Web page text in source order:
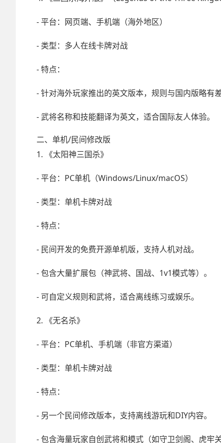
- 平台：网页端、手机端（海外地区）
- 类型：多人在线卡牌对战
- 特点：
- 针对海外玩家推出的英文版本，规则与国内版略有
- 武将名称和技能翻译为英文，适合国际友人体验。
二、单机/民间修改版
1. 《太阳神三国杀》
- 平台：PC单机（Windows/Linux/macOS）
- 类型：单机卡牌对战
- 特点：
- 民间开发的免费开源单机版，支持人机对战。
- 包含大量扩展包（神武将、国战、1v1模式等）。
- 可自定义规则和武将，适合离线练习或娱乐。
2. 《无名杀》
- 平台：PC单机、手机端（非官方渠道）
- 类型：单机卡牌对战
- 特点：
- 另一个民间修改版本，支持离线游玩和DIY内容。
- 包含海量玩家自创武将和模式（如守卫剑阁、虎牢